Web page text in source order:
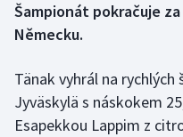
Florbal
Golf
Šampionát pokračuje
Německu.
Tänak vyhrál na
Jyväskylä s náskokem
Esapekkou Lappim z